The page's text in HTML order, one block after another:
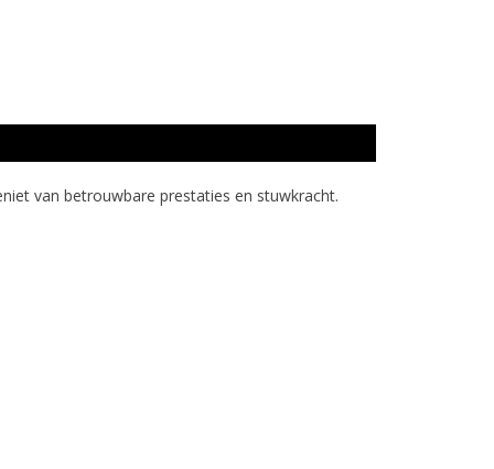
van betrouwbare prestaties en stuwkracht.